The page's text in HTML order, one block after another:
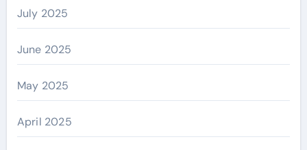
July 2025
June 2025
May 2025
April 2025